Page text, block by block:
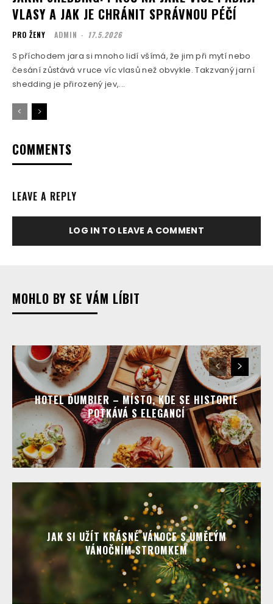
VLASY A JAK JE CHRÁNIT SPRÁVNOU PÉČÍ
PRO ŽENY ADMIN - 17.5.2026
S příchodem jara si mnoho lidí všímá, že jim při mytí nebo
česání zůstává v ruce víc vlasů než obvykle. Takzvaný jarní
shedding je přirozený jev,...
COMMENTS
LEAVE A REPLY
LOG IN TO LEAVE A COMMENT
MOHLO BY SE VÁM LÍBIT
HOTEL ĎUMBIER – MÍSTO, KDE SE HISTORIE
POTKÁVÁ S ELEGANCÍ
JAK SI UŽÍT KRÁSNÉ VÁNOCE S UMĚLÝM
VÁNOČNÍM STROMKEM